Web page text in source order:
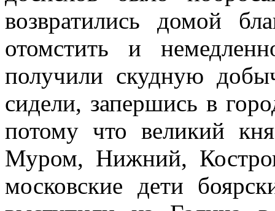
возвратились домой
отомстить и
получили скудную
сидели, запершись в
потому что великий
Муром, Нижний,
московские дети